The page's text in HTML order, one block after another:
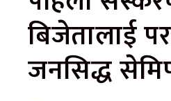
बिजेतालाई
जनसिद्ध